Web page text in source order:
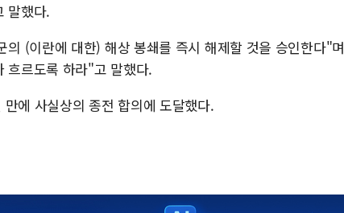
말했다.
(이란에 대한) 해상 봉쇄를 즉시 해제할 것을 승인한다"며
흐르도록 하라"고 말했다.
에 사실상의 종전 합의에 도달했다.